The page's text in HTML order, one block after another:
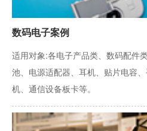
数码电子案例
适用对象:各电子产品类、数码配件
池、电源适配器、耳机、贴片电容
机、通信设备板卡等。